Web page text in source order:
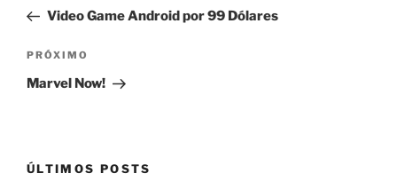
Post
anterior
Video Game Android por 99 Dólares
Próximo
post
PRÓXIMO
Marvel Now!
ÚLTIMOS POSTS